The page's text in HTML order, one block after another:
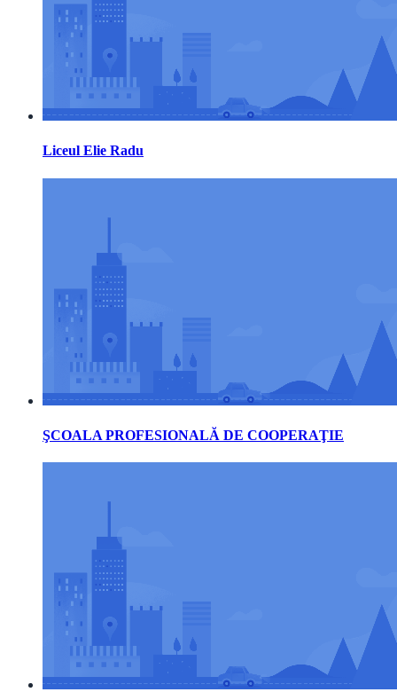
Liceul Elie Radu
ŞCOALA PROFESIONALĂ DE COOPERAŢIE